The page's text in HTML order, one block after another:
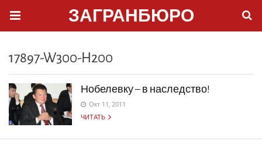
ЗАГРАНБЮРО
17897-W300-H200
Нобелевку – в наследство!
Окт 11, 2011
ЧИТАТЬ